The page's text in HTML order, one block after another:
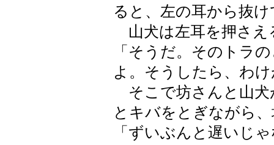
ると、左の耳から抜
山犬は左耳を押さえ
「そうだ。そのトラ
よ。そうしたら、わ
そこで坊さんと山犬
とキバをとぎながら
「ずいぶんと遅いじ